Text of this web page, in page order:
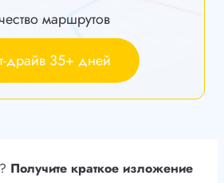
маршрутов
драйв 35+ дней
Получите краткое изложение